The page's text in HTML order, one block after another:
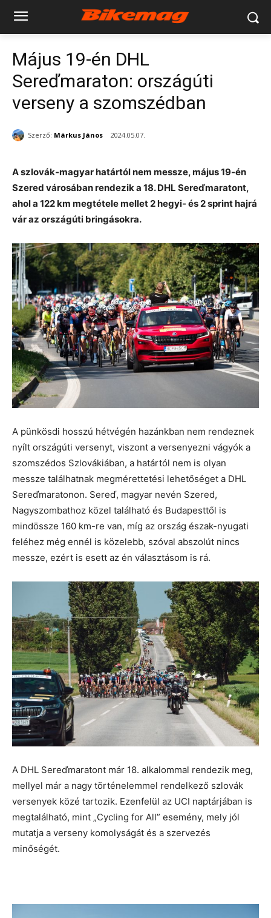
Május 19-én DHL
Sereďmaraton: országúti
verseny a szomszédban
Szerző: Márkus János 2024.05.07.
A szlovák-magyar határtól nem messze, május 19-én
Szered városában rendezik a 18. DHL Sereďmaratont,
ahol a 122 km megtétele mellet 2 hegyi- és 2 sprint hajrá
vár az országúti bringásokra.
A pünkösdi hosszú hétvégén hazánkban nem rendeznek
nyílt országúti versenyt, viszont a versenyezni vágyók a
szomszédos Szlovákiában, a határtól nem is olyan
messze találhatnak megmérettetési lehetőséget a DHL
Sereďmaratonon. Sereď, magyar nevén Szered,
Nagyszombathoz közel található és Budapesttől is
mindössze 160 km-re van, míg az ország észak-nyugati
feléhez még ennél is közelebb, szóval abszolút nincs
messze, ezért is esett az én választásom is rá.
A DHL Sereďmaratont már 18. alkalommal rendezik meg,
mellyel már a nagy történelemmel rendelkező szlovák
versenyek közé tartozik. Ezenfelül az UCI naptárjában is
megtalálható, mint „Cycling for All” esemény, mely jól
mutatja a verseny komolyságát és a szervezés
minőségét.